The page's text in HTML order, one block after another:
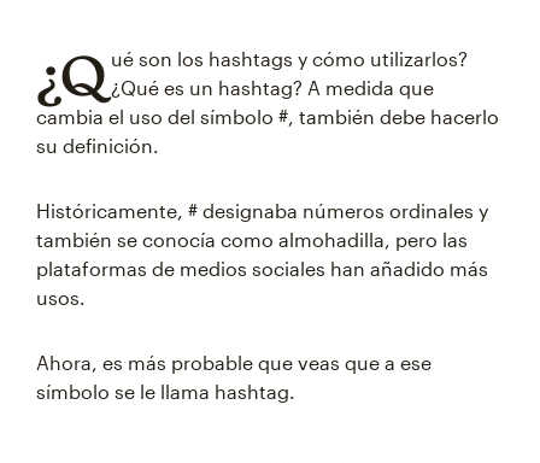
¿Q ué son los hashtags y cómo utilizarlos?
¿Qué es un hashtag? A medida que
cambia el uso del símbolo #, también debe hacerlo
su definición.
Históricamente, # designaba números ordinales y
también se conocía como almohadilla, pero las
plataformas de medios sociales han añadido más
usos.
Ahora, es más probable que veas que a ese
símbolo se le llama hashtag.